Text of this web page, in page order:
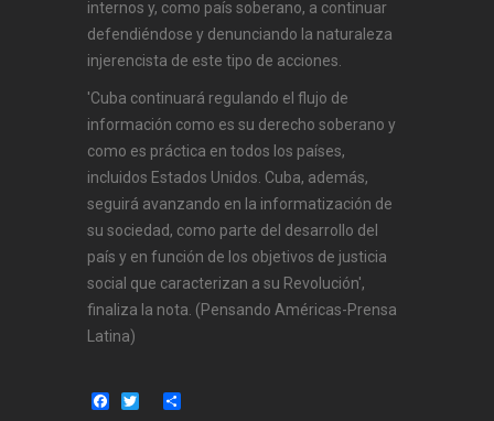
internos y, como país soberano, a continuar
defendiéndose y denunciando la naturaleza
injerencista de este tipo de acciones.
'Cuba continuará regulando el flujo de
información como es su derecho soberano y
como es práctica en todos los países,
incluidos Estados Unidos. Cuba, además,
seguirá avanzando en la informatización de
su sociedad, como parte del desarrollo del
país y en función de los objetivos de justicia
social que caracterizan a su Revolución',
finaliza la nota. (Pensando Américas-Prensa
Latina)
Facebook
Twitter